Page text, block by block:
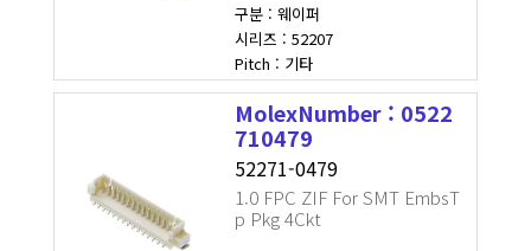
구분 : 웨이퍼
시리즈 : 52207
Pitch : 기타
MolexNumber : 0522
710479
52271-0479
1.0 FPC ZIF For SMT EmbsT
p Pkg 4Ckt